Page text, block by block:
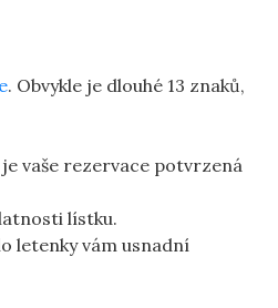
. Obvykle je dlouhé 13 znaků,
vaše rezervace potvrzená
lístku.
letenky vám⁣ usnadní